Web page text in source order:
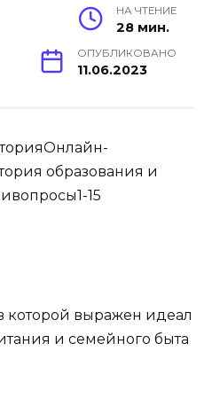
НА ЧТЕНИЕ
28 мин.
ОПУБЛИКОВАНО
11.06.2023
образования и
15
в которой выражен идеал
и семейного быта